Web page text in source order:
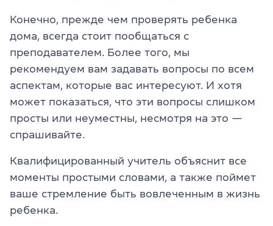
Конечно, прежде чем проверять ребенка
дома, всегда стоит пообщаться с
преподавателем. Более того, мы
рекомендуем вам задавать вопросы по всем
аспектам, которые вас интересуют. И хотя
может показаться, что эти вопросы слишком
просты или неуместны, несмотря на это —
спрашивайте.
Квалифицированный учитель объяснит все
моменты простыми словами, а также поймет
ваше стремление быть вовлеченным в жизнь
ребенка.